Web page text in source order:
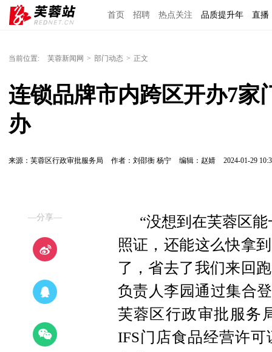
首页 招聘 热点关注 品质提升年 直播
当前位置: 芙蓉新闻网 > 部门动态 > 正文
连锁品牌市内跨区开办7家
办
来源：芙蓉区行政审批服务局 作者：刘邵衡 杨宁 编辑：赵婧 2024-01-29
—分享—
“没想到在芙蓉区
照证，还能这么快拿
了，省去了我们来回
负责人李园通过集合
芙蓉区行政审批服务
IFS门店食品经营许